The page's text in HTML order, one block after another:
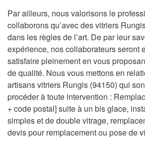
Par ailleurs, nous valorisons le
collaborons qu’avec des vitriers
dans les règles de l’art. De par leur
expérience, nos collaborateurs seront
satisfaire pleinement en vous
de qualité. Nous vous mettons en
artisans vitriers Rungis (94150) qui
procéder à toute intervention :
+ code postal] suite à un bis glace,
simples et de double vitrage,
devis pour remplacement ou pose de